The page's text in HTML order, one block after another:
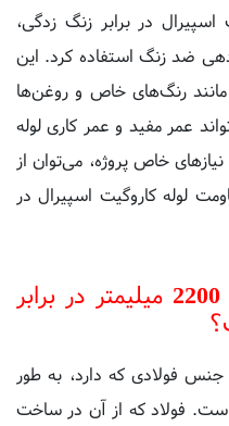
ضد زنگ استفاده کرد. این
رنگ‌های خاص و روغن‌ها
عمر مفید و عمر کاری لوله
نیازهای خاص پروژه، می‌توان از
لوله کاروگیت اسپیرال در
فولادی که دارد، به طور
فولاد که از آن در ساخت
دارای مقاومت بالا در برابر